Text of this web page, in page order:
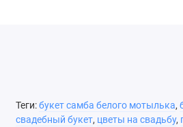
Теги:букет самба белого мотылька,
свадебный букет, цветы на свадьбу,